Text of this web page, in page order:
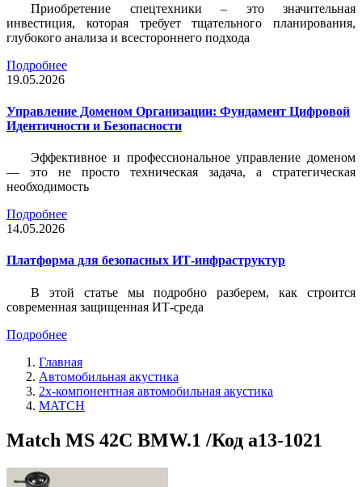
Приобретение спецтехники – это значительная
инвестиция, которая требует тщательного планирования,
глубокого анализа и всестороннего подхода
Подробнее
19.05.2026
Управление Доменом Организации: Фундамент Цифровой
Идентичности и Безопасности
Эффективное и профессиональное управление доменом
— это не просто техническая задача, а стратегическая
необходимость
Подробнее
14.05.2026
Платформа для безопасных ИТ-инфраструктур
В этой статье мы подробно разберем, как строится
современная защищенная ИТ-среда
Подробнее
Главная
Автомобильная акустика
2х-компонентная автомобильная акустика
MATCH
Match MS 42C BMW.1 /Код a13-1021